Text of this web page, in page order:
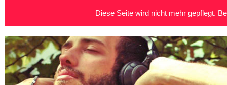
Diese Seite wird nicht mehr gepflegt.